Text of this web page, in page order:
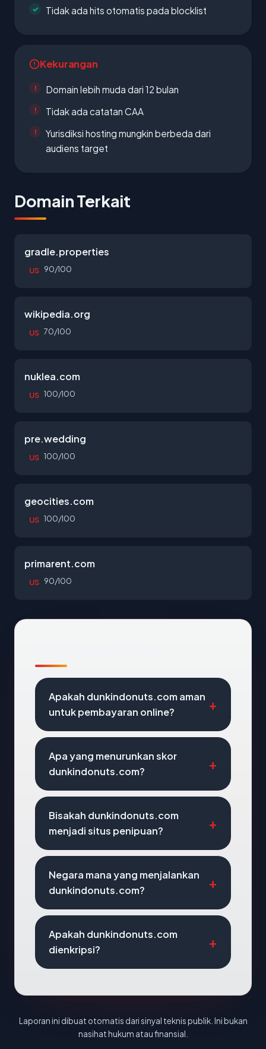
Tidak ada hits otomatis pada blocklist
Kekurangan
Domain lebih muda dari 12 bulan
Tidak ada catatan CAA
Yurisdiksi hosting mungkin berbeda dari
audiens target
Domain Terkait
gradle.properties
US 90/100
wikipedia.org
US 70/100
nuklea.com
US 100/100
pre.wedding
US 100/100
geocities.com
US 100/100
primarent.com
US 90/100
Apakah dunkindonuts.com aman
untuk pembayaran online?
Apa yang menurunkan skor
dunkindonuts.com?
Bisakah dunkindonuts.com
menjadi situs penipuan?
Negara mana yang menjalankan
dunkindonuts.com?
Apakah dunkindonuts.com
dienkripsi?
Laporan ini dibuat otomatis dari sinyal teknis publik. Ini bukan
nasihat hukum atau finansial.